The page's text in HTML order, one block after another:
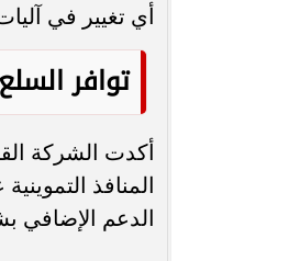
أي تغيير في
توافر
أكدت الشركة
المنافذ
الدعم الإضافي